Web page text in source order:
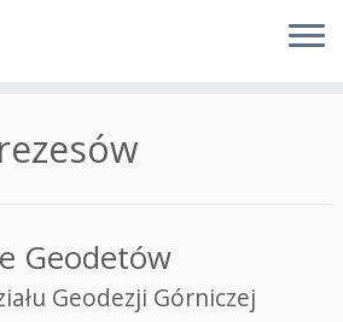
Geodetów
Geodezji Górniczej